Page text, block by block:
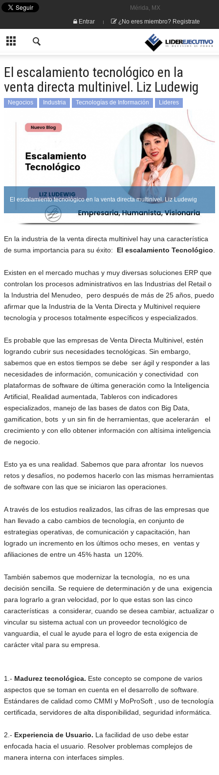
Mérida, MX
Entrar
¿No eres miembro? Registrate
El escalamiento tecnológico en la
venta directa multinivel. Liz Ludewig
Negocios Industria Tecnologías de Información
Lideres
El escalamiento tecnológico en la venta directa multinivel. Liz Ludewig
En la industria de la venta directa multinivel hay una característica
de suma importancia para su éxito: El escalamiento Tecnológico
Existen en el mercado muchas y muy diversas soluciones ERP que
controlan los procesos administrativos en las Industrias del Retail o
la Industria del Menudeo, pero después de más de 25 años, puedo
afirmar que la Industria de la Venta Directa y Multinivel requiere
tecnología y procesos totalmente específicos y especializados.
Es probable que las empresas de Venta Directa Multinivel, estén
logrando cubrir sus necesidades tecnológicas. Sin embargo,
sabemos que en estos tiempos se debe ser ágil y responder a las
necesidades de información, comunicación y conectividad con
plataformas de software de última generación como la Inteligencia
Artificial, Realidad aumentada, Tableros con indicadores
especializados, manejo de las bases de datos con Big Data,
gamification, bots y un sin fin de herramientas, que acelerarán el
crecimiento y con ello obtener información con altísima inteligencia
de negocio.
Esto ya es una realidad. Sabemos que para afrontar los nuevos
retos y desafíos, no podemos hacerlo con las mismas herramientas
de software con las que se iniciaron las operaciones.
A través de los estudios realizados, las cifras de las empresas que
han llevado a cabo cambios de tecnología, en conjunto de
estrategias operativas, de comunicación y capacitación, han
logrado un incremento en los últimos ocho meses, en ventas y
afiliaciones de entre un 45% hasta un 120%.
También sabemos que modernizar la tecnología, no es una
decisión sencilla. Se requiere de determinación y de una exigencia
para lograrlo a gran velocidad, por lo que estas son las cinco
características a considerar, cuando se desea cambiar, actualizar o
vincular su sistema actual con un proveedor tecnológico de
vanguardia, el cual le ayude para el logro de esta exigencia de
carácter vital para su empresa.
1.- Madurez tecnológica. Este concepto se compone de varios
aspectos que se toman en cuenta en el desarrollo de software.
Estándares de calidad como CMMI y MoProSoft , uso de tecnología
certificada, servidores de alta disponibilidad, seguridad informática.
2.- Experiencia de Usuario. La facilidad de uso debe estar
enfocada hacia el usuario. Resolver problemas complejos de
manera interna con interfaces simples.